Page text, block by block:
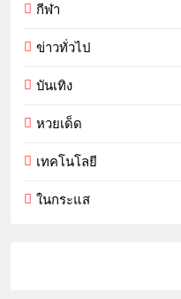
กีฬา
ข่าวทั่วไป
บันเทิง
หวยเด็ด
เทคโนโลยี
ในกระแส